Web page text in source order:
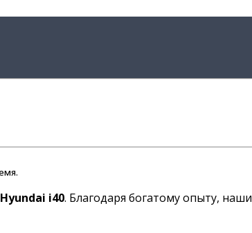
i40. Благодаря богатому опыту, наши